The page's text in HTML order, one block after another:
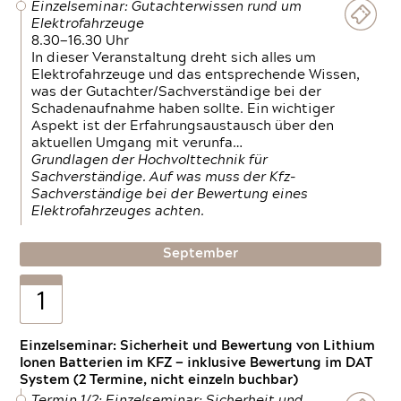
Einzelseminar: Gutachterwissen rund um
Elektrofahrzeuge
8.30—16.30 Uhr
In dieser Veranstaltung dreht sich alles um
Elektrofahrzeuge und das entsprechende Wissen,
was der Gutachter/Sachverständige bei der
Schadenaufnahme haben sollte. Ein wichtiger
Aspekt ist der Erfahrungsaustausch über den
aktuellen Umgang mit verunfa…
Grundlagen der Hochvolttechnik für
Sachverständige. Auf was muss der Kfz-
Sachverständige bei der Bewertung eines
Elektrofahrzeuges achten.
September
1
Einzelseminar: Sicherheit und Bewertung von Lithium
Ionen Batterien im KFZ — inklusive Bewertung im DAT
System (2 Termine, nicht einzeln buchbar)